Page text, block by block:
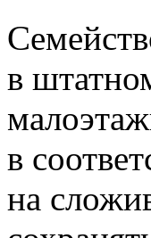
в
в
на